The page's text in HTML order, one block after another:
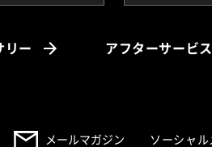
リー アフターサービス
ウィンドウで開く）
メールマガジン ソーシャ